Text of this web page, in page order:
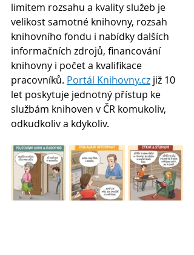
limitem rozsahu a kvality služeb je
velikost samotné knihovny, rozsah
knihovního fondu i nabídky dalších
informačních zdrojů, financování
knihovny i počet a kvalifikace
pracovníků. Portál Knihovny.cz již 10
let poskytuje jednotný přístup ke
službám knihoven v ČR komukoliv,
odkudkoliv a kdykoliv.